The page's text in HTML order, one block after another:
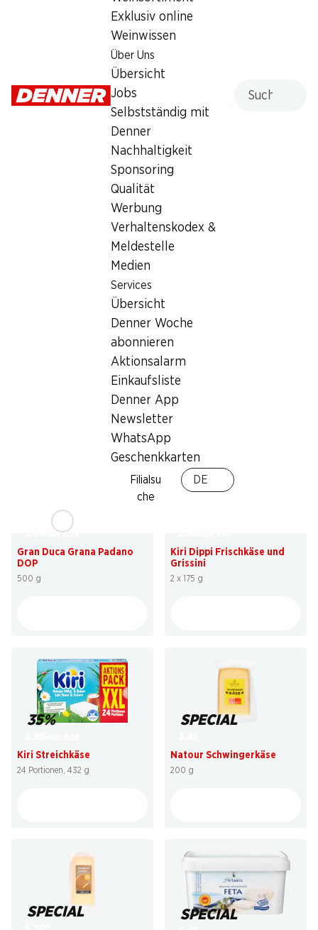
Exklusiv online
Weinwissen
Über Uns
Übersicht
Jobs
Selbstständig mit
Denner
Nachhaltigkeit
Sponsoring
Qualität
Werbung
Verhaltenskodex &
Meldestelle
Medien
Services
Übersicht
Denner Woche
abonnieren
Aktionsalarm
Einkaufsliste
Denner App
Newsletter
WhatsApp
Geschenkkarten
Filialsu
che
DE
26%
1.95statt 2.65
Casa Azzurra Burrata
Cremo Mutschli
Erdbeere, Waldbeeren, Himbeere, 6
2.95
Denner Joghurt
Aprikose, Ananas, Heidelbeere, 6 x
200 g
30%
statt 11.25
Gran Duca Grana Padano
DOP
500 g
Kiri Dippi Frischkäse und
Grissini
2 x 175 g
35%
Kiri Streichkäse
24 Portionen, 432 g
SPECIAL
Natour Schwingerkäse
200 g
SPECIAL SPECIAL